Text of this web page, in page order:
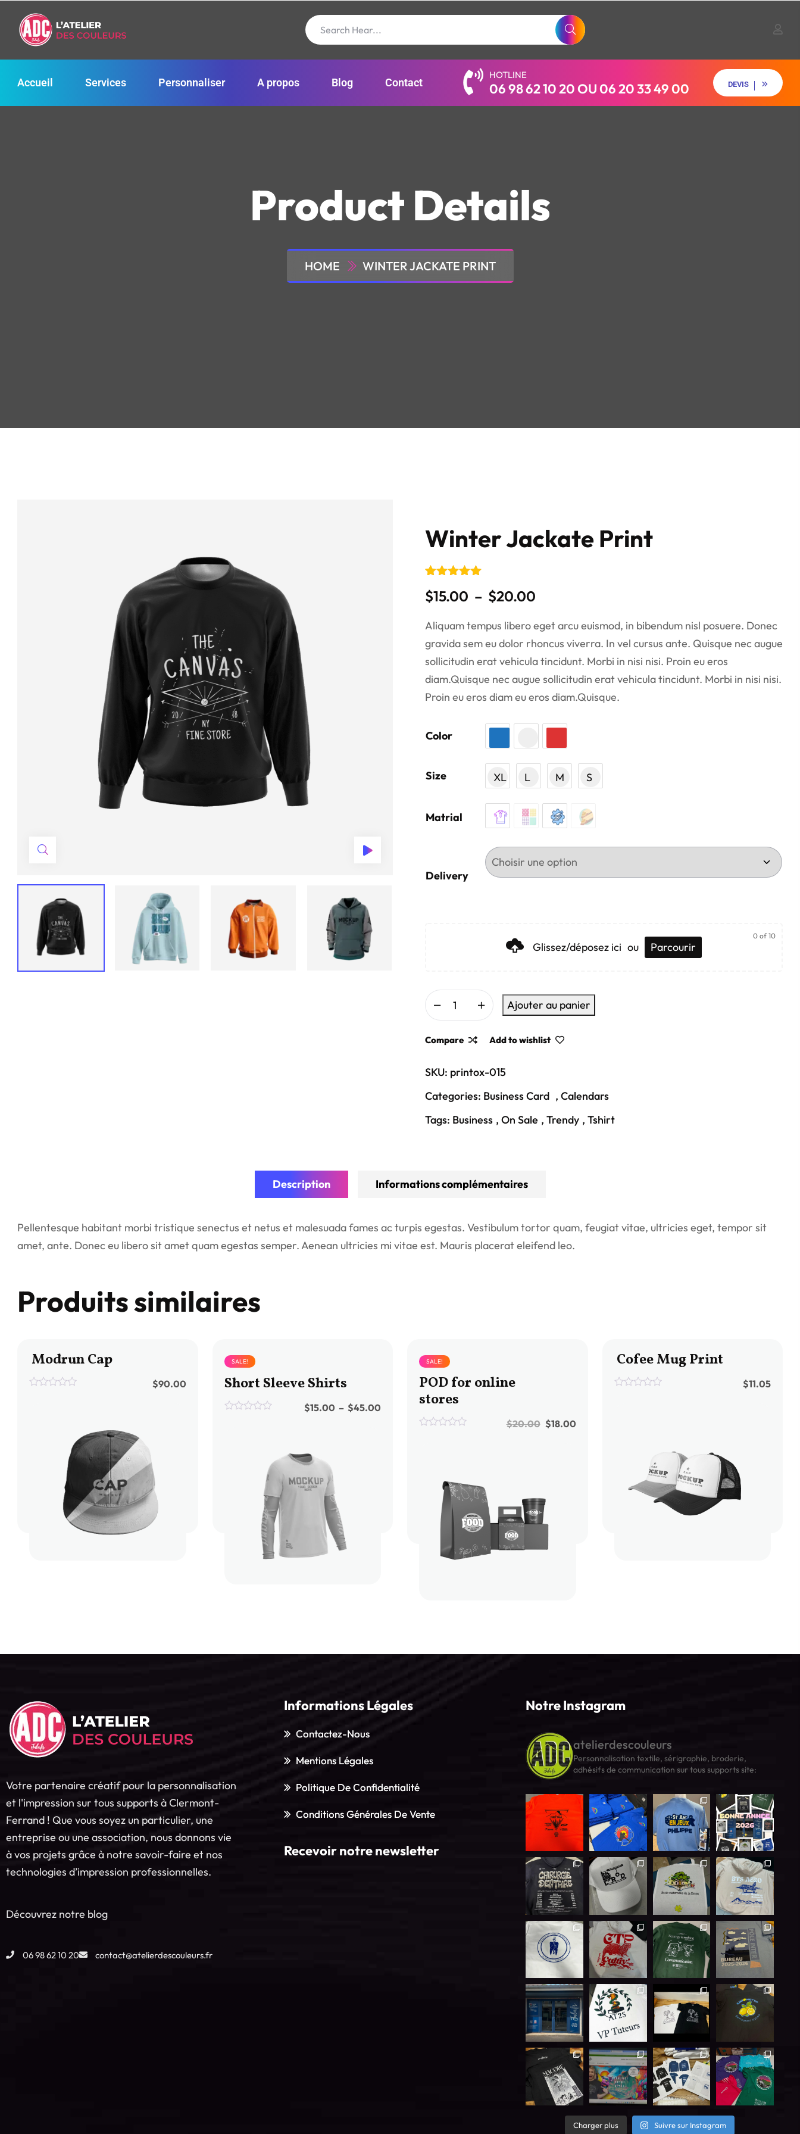
Accueil Services Personnaliser A propos Blog Contact
HOTLINE
06 98 62 10 20 OU 06 20 33 49 00 DEVIS
DEVIS
Product Details
HOME WINTER JACKATE PRINT
Winter Jackate Print
sur 5
client
$15.00 – $20.00
Aliquam tempus libero eget arcu euismod, in bibendum nisl posuere. Donec
gravida sem eu dolor rhoncus viverra. In vel cursus ante. Quisque nec augue
sollicitudin erat vehicula tincidunt. Morbi in nisi nisi. Proin eu eros
diam.Quisque nec augue sollicitudin erat vehicula tincidunt. Morbi in nisi nisi.
Proin eu eros diam eu eros diam.Quisque.
Color
Size XL L M S
Matrial
Delivery
Glissez/déposez ici ou Parcourir
0 of 10
Ajouter au panier
Compare Add to wishlist
SKU: printox-015
Categories: Business Card , Calendars
Tags: Business , On Sale , Trendy , Tshirt
Description Informations complémentaires
Pellentesque habitant morbi tristique senectus et netus et malesuada fames ac turpis egestas. Vestibulum tortor quam, feugiat vitae, ultricies eget, tempor sit
amet, ante. Donec eu libero sit amet quam egestas semper. Aenean ultricies mi vitae est. Mauris placerat eleifend leo.
Produits similaires
Modrun Cap
$90.00
SALE!
Short Sleeve Shirts
$15.00 – $45.00
SALE!
POD for online
stores
$20.00 $18.00
Cofee Mug Print
$11.05
Votre partenaire créatif pour la personnalisation
et l'impression sur tous supports à Clermont-
Ferrand ! Que vous soyez un particulier, une
entreprise ou une association, nous donnons vie
à vos projets grâce à notre savoir-faire et nos
technologies d’impression professionnelles.
Découvrez notre blog
06 98 62 10 20 contact@atelierdescouleurs.fr
Informations Légales
Contactez-Nous
Mentions Légales
Politique De Confidentialité
Conditions Générales De Vente
Recevoir notre newsletter
Notre Instagram
atelierdescouleurs
Personnalisation textile, sérigraphie, broderie,
adhésifs de communication sur tous supportssite:
Charger plus Suivre sur Instagram